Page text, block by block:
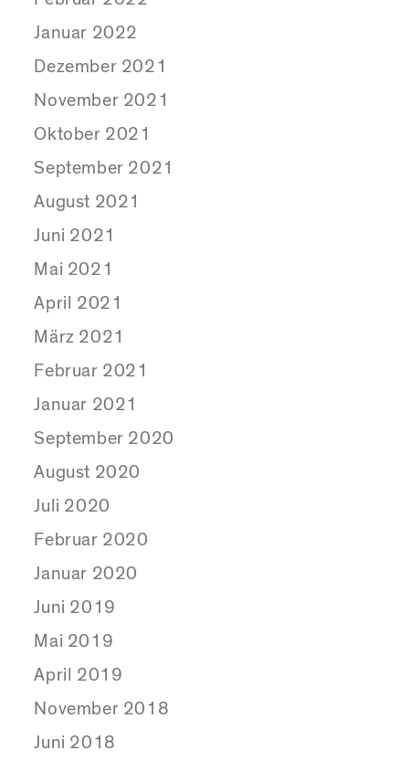
Januar 2022
Dezember 2021
November 2021
Oktober 2021
September 2021
August 2021
Juni 2021
Mai 2021
April 2021
März 2021
Februar 2021
Januar 2021
September 2020
August 2020
Juli 2020
Februar 2020
Januar 2020
Juni 2019
Mai 2019
April 2019
November 2018
Juni 2018